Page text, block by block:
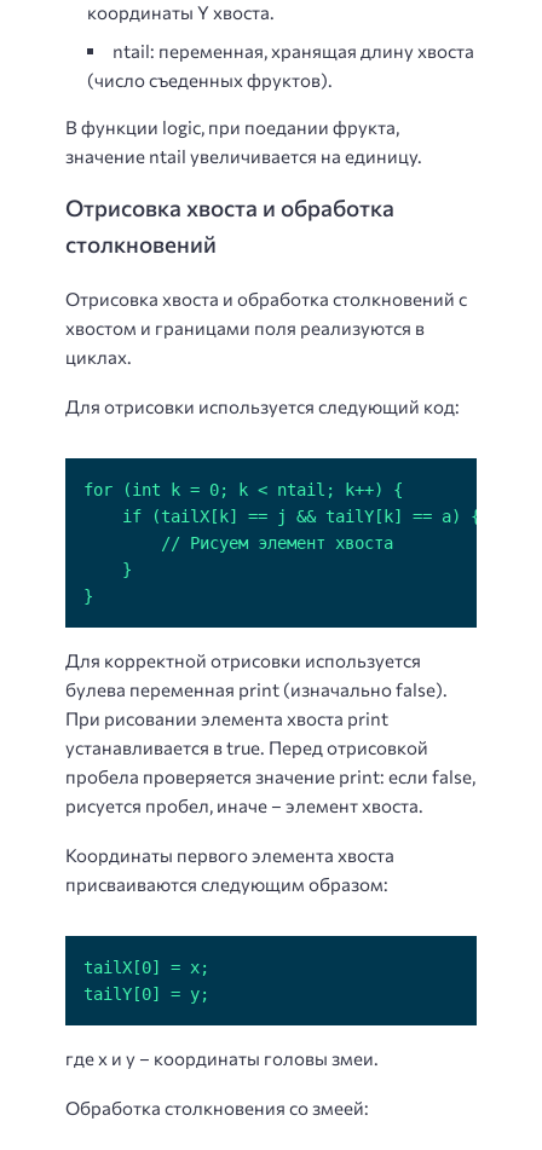
координаты Y хвоста.
ntail: переменная, хранящая длину хвоста
(число съеденных фруктов).
В функции logic, при поедании фрукта,
значение ntail увеличивается на единицу.
Отрисовка хвоста и обработка
столкновений
Отрисовка хвоста и обработка столкновений с
хвостом и границами поля реализуются в
циклах.
Для отрисовки используется следующий код:
}
Для корректной отрисовки используется
булева переменная print (изначально false).
При рисовании элемента хвоста print
устанавливается в true. Перед отрисовкой
пробела проверяется значение print: если false,
рисуется пробел, иначе – элемент хвоста.
Координаты первого элемента хвоста
присваиваются следующим образом:
tailY[0] = y;
где x и y – координаты головы змеи.
Обработка столкновения со змеей: